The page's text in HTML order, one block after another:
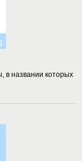
в названии которых